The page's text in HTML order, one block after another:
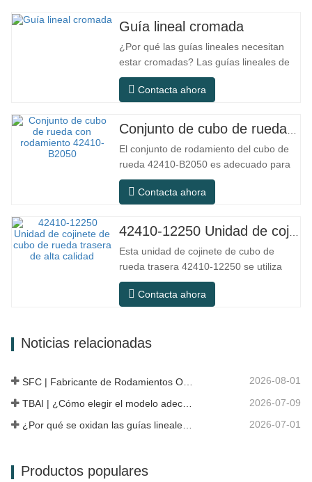
Guía lineal cromada
¿Por qué las guías lineales necesitan
estar cromadas? Las guías lineales de
acero ordinario pueden satisfacer las
necesidades operativas básicas en
convencionales, pero en escenarios de
uso práctico como equipos de
automatización, máquinas herramienta
de precisión, equipos…
Contacta ahora
Conjunto de cubo de rueda con rodamiento 42410-B2050
El conjunto de rodamiento del cubo de
rueda 42410-B2050 es adecuado para
el mercado de mantenimiento y
reemplazo de automóviles, cumpliendo
desplazamientos diarios, conducción a
carretera urbanas. SFC NO. NÚMERO
OEM NO.Otros.…
Contacta ahora
42410-12250 Unidad de cojinete de cubo de rueda trasera de alta calidad
Esta unidad de cojinete de cubo de
rueda trasera 42410-12250 se utiliza
principalmente en el sistema de eje
trasero de modelos japoneses y
y estructuras de instalación. En
Contacta ahora
Noticias relacionadas
2026-08-01
2026-07-09
¿Por qué se oxidan las guías lineales? Razones, medidas preventivas y recomendaciones de mantenimiento 2026-07-01
Productos populares